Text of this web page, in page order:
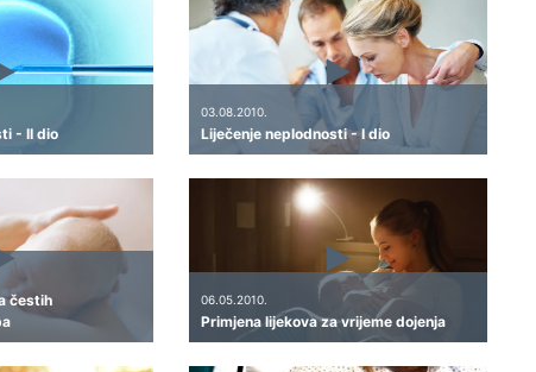
- II dio
03.08.2010.
Liječenje neplodnosti - I dio
čestih
06.05.2010.
Primjena lijekova za vrijeme dojenja